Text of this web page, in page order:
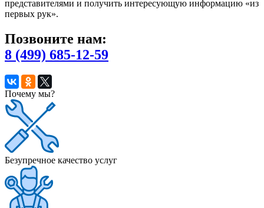
представителями и получить интересующую информацию «из
первых рук».
Позвоните нам:
8 (499) 685-12-59
Почему мы?
Безупречное качество услуг